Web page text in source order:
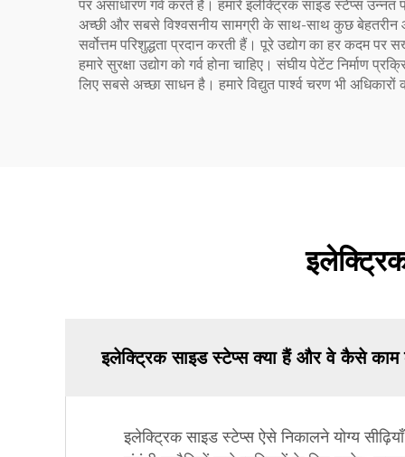
पर असाधारण गर्व करते हैं। हमारे इलेक्ट्रिक साइड स्टेप्स उन्नत
अच्छी और सबसे विश्वसनीय सामग्री के साथ-साथ कुछ बेहतरीन
सर्वोत्तम परिशुद्धता प्रदान करती हैं। पूरे उद्योग का हर कदम पर
हमारे सुरक्षा उद्योग को गर्व होना चाहिए। संघीय पेटेंट निर्माण
लिए सबसे अच्छा साधन है। हमारे विद्युत पार्श्व चरण भी
इलेक्ट्रिक साइड स्टेप्स क्या हैं और वे कैसे
इलेक्ट्रिक साइड स्टेप्स ऐसे निकालने योग्य